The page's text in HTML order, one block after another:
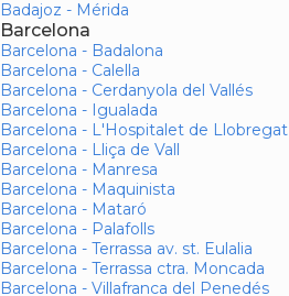
Badajoz - Mérida
Barcelona
Barcelona - Badalona
Barcelona - Calella
Barcelona - Cerdanyola del Vallés
Barcelona - Igualada
Barcelona - L'Hospitalet de Llobregat
Barcelona - Lliça de Vall
Barcelona - Manresa
Barcelona - Maquinista
Barcelona - Mataró
Barcelona - Palafolls
Barcelona - Terrassa av. st. Eulalia
Barcelona - Terrassa ctra. Moncada
Barcelona - Villafranca del Penedés